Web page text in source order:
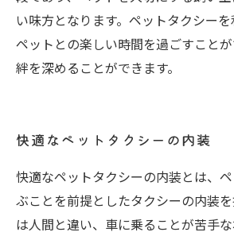
い味方となります。ペットタクシーを
ペットとの楽しい時間を過ごすこと
絆を深めることができます。
快適なペットタクシーの内装
快適なペットタクシーの内装とは、
ぶことを前提としたタクシーの内装
は人間と違い、車に乗ることが苦手な